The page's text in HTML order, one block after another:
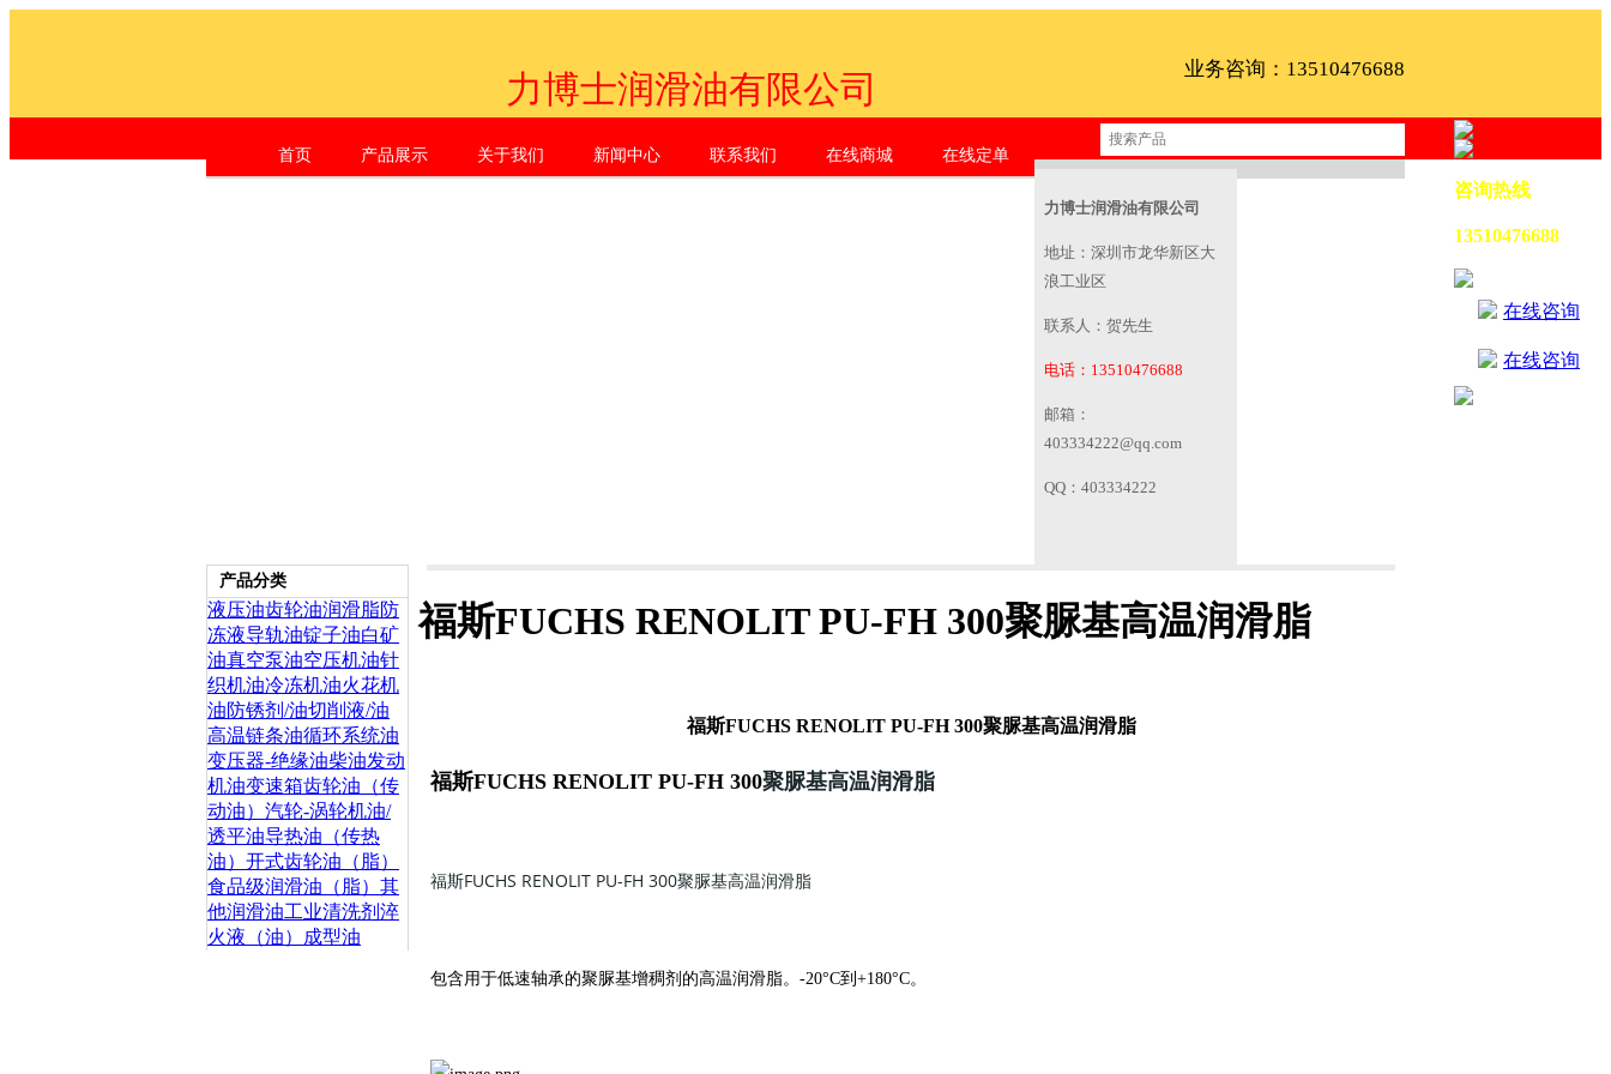
力博士润滑油有限公司
Shenzhen Li Dr. Industrial Co., Ltd.
业务咨询：13510476688
首页 产品展示 关于我们 新闻中心 联系我们 在线商城 在线定单
力博士润滑油有限公司
地址：深圳市龙华新区大
浪工业区
联系人：贺先生
电话：13510476688
邮箱：
403334222@qq.com
QQ：403334222
产品分类
液压油齿轮油润滑脂防
冻液导轨油锭子油白矿
油真空泵油空压机油针
织机油冷冻机油火花机
油防锈剂/油切削液/油
高温链条油循环系统油
变压器-绝缘油柴油发动
机油变速箱齿轮油（传
动油） 汽轮-涡轮机油/
透平油导热油（传热
油） 开式齿轮油（脂）
食品级润滑油（脂） 其
他润滑油工业清洗剂 淬
火液（油）
成型油
福斯FUCHS RENOLIT PU-FH 300聚脲基高温润滑脂
福斯FUCHS RENOLIT PU-FH 300聚脲基高温润滑脂
福斯FUCHS RENOLIT PU-FH 300聚脲基高温润滑脂
福斯FUCHS RENOLIT PU-FH 300聚脲基高温润滑脂
包含用于低速轴承的聚脲基增稠剂的高温润滑脂。-20°C到+180°C。
咨询热线
13510476688
在线咨询
在线咨询